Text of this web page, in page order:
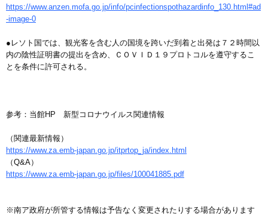
https://www.anzen.mofa.go.jp/info/pcinfectionspothazardinfo_130.html#ad
-image-0
●レソト国では、観光客を含む人の国境を跨いだ到着と出発は７２時間以
内の陰性証明書の提出を含め、ＣＯＶＩＤ１９プロトコルを遵守するこ
とを条件に許可される。
参考：当館HP 新型コロナウイルス関連情報
（関連最新情報）
https://www.za.emb-japan.go.jp/itprtop_ja/index.html
（Q&A）
https://www.za.emb-japan.go.jp/files/100041885.pdf
※南ア政府が所管する情報は予告なく変更されたりする場合があります